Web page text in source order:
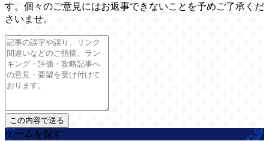
す。個々のご意見にはお返事できないことを予めご了承くだ
さいませ。
ゲームを探す